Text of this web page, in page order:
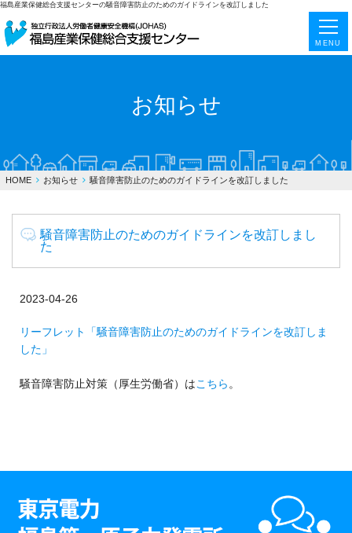
福島産業保健総合支援センターの騒音障害防止のためのガイドラインを改訂しました
MENU
お知らせ
HOME お知らせ 騒音障害防止のためのガイドラインを改訂しました
騒音障害防止のためのガイドラインを改訂しまし
た
2023-04-26
リーフレット「騒音障害防止のためのガイドラインを改訂しま
した」
騒音障害防止対策（厚生労働省）はこちら 。